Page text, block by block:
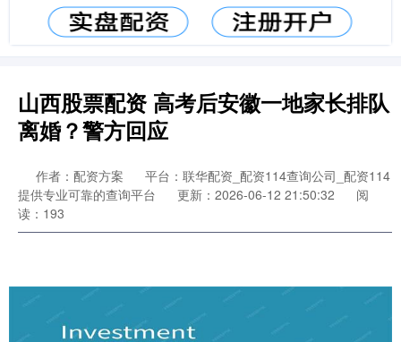
山西股票配资 高考后安徽一地家长排队
离婚？警方回应
作者：配资方案
平台：联华配资_配资114查询公司_配资114
提供专业可靠的查询平台
更新：2026-06-12 21:50:32
阅
读：193